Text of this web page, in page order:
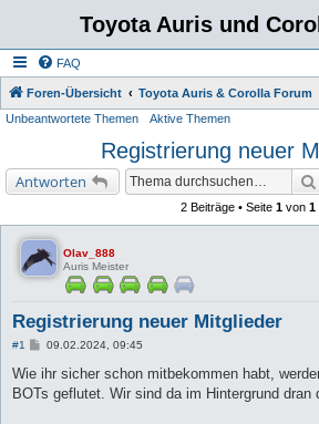
Toyota Auris und
FAQ
Foren-Übersicht Toyota Auris & Corolla Forum
Unbeantwortete Themen Aktive Themen
Registrierung neuer
Antworten
2 Beiträge • Seite 1 von 1
Olav_888
Auris Meister
Registrierung neuer Mitglieder
#1
B
i
r
09.02.2024, 09:45
Wie ihr sicher schon mitbekommen habt,
BOTs geflutet. Wir sind da im Hintergrund dran